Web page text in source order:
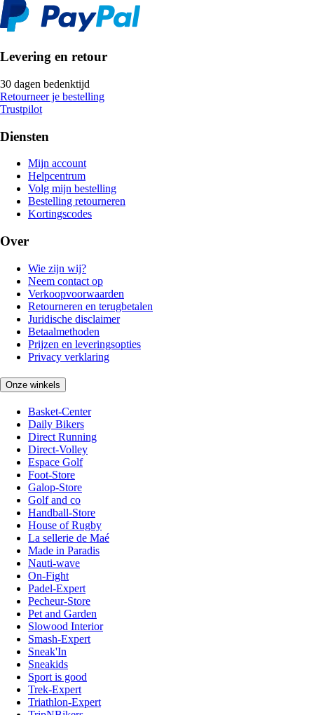
Levering en retour
30 dagen bedenktijd
Retourneer je bestelling
Trustpilot
Diensten
Mijn account
Helpcentrum
Volg mijn bestelling
Bestelling retourneren
Kortingscodes
Over
Wie zijn wij?
Neem contact op
Verkoopvoorwaarden
Retourneren en terugbetalen
Juridische disclaimer
Betaalmethoden
Prijzen en leveringsopties
Privacy verklaring
Onze winkels
Basket-Center
Daily Bikers
Direct Running
Direct-Volley
Espace Golf
Foot-Store
Galop-Store
Golf and co
Handball-Store
House of Rugby
La sellerie de Maé
Made in Paradis
Nauti-wave
On-Fight
Padel-Expert
Pecheur-Store
Pet and Garden
Slowood Interior
Smash-Expert
Sneak'In
Sneakids
Sport is good
Trek-Expert
Triathlon-Expert